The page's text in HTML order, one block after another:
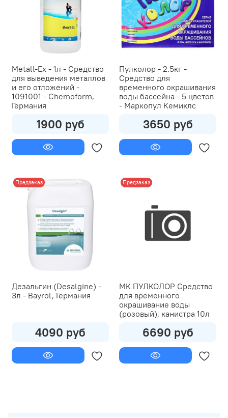
Metall-Ex - 1л - Средство
для выведения металлов
и его отложений -
1091001 - Chemoform,
Германия
1900 руб
Пулколор - 2.5кг -
Средство для
временного окрашивания
воды бассейна - 5 цветов
- Маркопул Кемиклс
3650 руб
Предзаказ
Дезальгин (Desalgine) -
3л - Bayrol, Германия
4090 руб
Предзаказ
МК ПУЛКОЛОР Средство
для временного
окрашивание воды
(розовый), канистра 10л
6690 руб